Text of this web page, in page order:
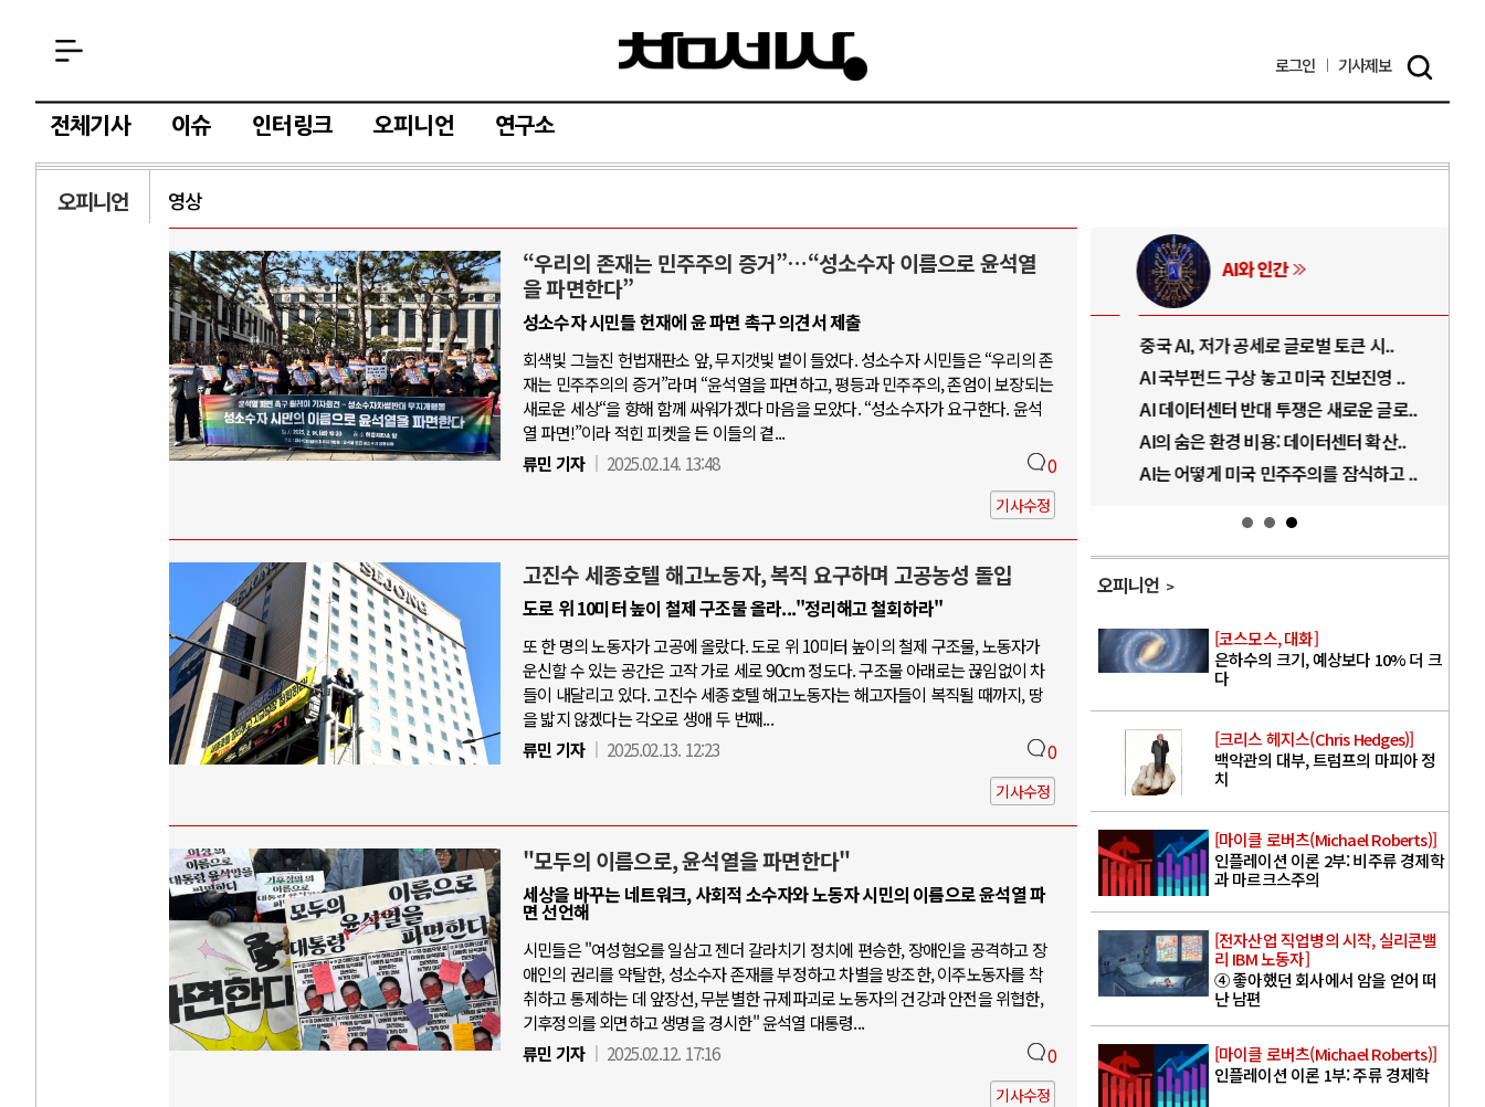
로그인 기사제보
전체기사 이슈 인터링크 오피니언 연구소
오피니언 영상
“우리의 존재는 민주주의 증거”…“성소수자 이름으로 윤석열
을 파면한다”
성소수자 시민들 헌재에 윤 파면 촉구 의견서 제출
회색빛 그늘진 헌법재판소 앞, 무지갯빛 볕이 들었다. 성소수자 시민들은 “우리의 존
재는 민주주의의 증거”라며 “윤석열을 파면하고, 평등과 민주주의, 존엄이 보장되는
새로운 세상“을 향해 함께 싸워가겠다 마음을 모았다. “성소수자가 요구한다. 윤석
열 파면!”이라 적힌 피켓을 든 이들의 곁...
류민 기자
2025.02.14. 13:48 0
기사수정
고진수 세종호텔 해고노동자, 복직 요구하며 고공농성 돌입
도로 위 10미터 높이 철제 구조물 올라..."정리해고 철회하라"
또 한 명의 노동자가 고공에 올랐다. 도로 위 10미터 높이의 철제 구조물, 노동자가
운신할 수 있는 공간은 고작 가로 세로 90cm 정도다. 구조물 아래로는 끊임없이 차
들이 내달리고 있다. 고진수 세종호텔 해고노동자는 해고자들이 복직될 때까지, 땅
을 밟지 않겠다는 각오로 생애 두 번째...
류민 기자
2025.02.13. 12:23 0
기사수정
"모두의 이름으로, 윤석열을 파면한다"
세상을 바꾸는 네트워크, 사회적 소수자와 노동자 시민의 이름으로 윤석열 파
면 선언해
시민들은 "여성혐오를 일삼고 젠더 갈라치기 정치에 편승한, 장애인을 공격하고 장
애인의 권리를 약탈한, 성소수자 존재를 부정하고 차별을 방조한, 이주노동자를 착
취하고 통제하는 데 앞장선, 무분별한 규제파괴로 노동자의 건강과 안전을 위협한,
기후정의를 외면하고 생명을 경시한" 윤석열 대통령...
류민 기자
2025.02.12. 17:16 0
기사수정
AI와 인간
중국 AI, 저가 공세로 글로벌 토큰 시..
AI 국부펀드 구상 놓고 미국 진보진영 ..
AI 데이터센터 반대 투쟁은 새로운 글로..
AI의 숨은 환경 비용: 데이터센터 확산..
러시아-우크라이나 전쟁
전쟁의 추상화: 우크라이나, 대리전의 역..
EU·우크라이나 드론 협력 직후, 러시아..
나토, 우크라 군사지원 2027년까지 공..
우크라이나, 덴마크, 에스토니아, 네덜란..
러·우크라, 대규모 공습 주고받아…민간 ..
중동 위기
호르무즈 해협 통행료를 철회한 트럼프
이란, 호르무즈 해협 봉쇄 선택한 배경
트럼프, 이란 압박수단 한계 직면
AI와 인간
중국 AI, 저가 공세로 글로벌 토큰 시..
AI 국부펀드 구상 놓고 미국 진보진영 ..
AI 데이터센터 반대 투쟁은 새로운 글로..
AI의 숨은 환경 비용: 데이터센터 확산..
AI는 어떻게 미국 민주주의를 잠식하고 ..
오피니언
[코스모스, 대화]
은하수의 크기, 예상보다 10% 더 크
다
[크리스 헤지스(Chris Hedges)]
백악관의 대부, 트럼프의 마피아 정
치
[마이클 로버츠(Michael Roberts)]
인플레이션 이론 2부: 비주류 경제학
과 마르크스주의
[전자산업 직업병의 시작, 실리콘밸
리 IBM 노동자]
④ 좋아했던 회사에서 암을 얻어 떠
난 남편
[마이클 로버츠(Michael Roberts)]
인플레이션 이론 1부: 주류 경제학